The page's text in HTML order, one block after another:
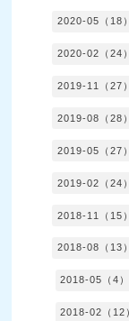
2020-05（18）
2020-02（24）
2019-11（27）
2019-08（28）
2019-05（27）
2019-02（24）
2018-11（15）
2018-08（13）
2018-05（4）
2018-02（12